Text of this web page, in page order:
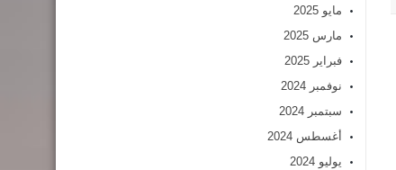
مايو 2025
مارس 2025
فبراير 2025
نوفمبر 2024
سبتمبر 2024
أغسطس 2024
يوليو 2024